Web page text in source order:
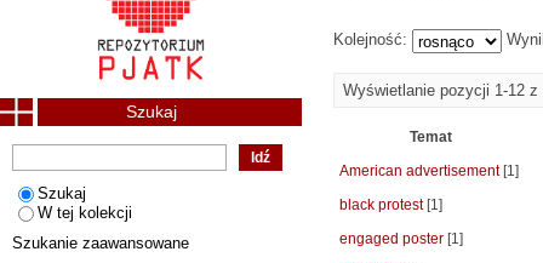
Kolejność:
Wyświetlanie pozycji 1-12 z
Temat
American advertisement[1]
black protest[1]
engaged poster [1]
Szukaj
Szukaj
W tej kolekcji
Szukanie zaawansowane